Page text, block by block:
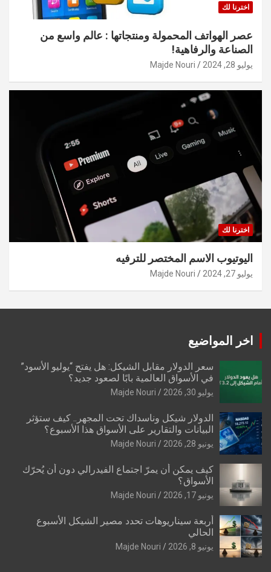
اخترنا لك
عصر الهواتف المحمولة ومنتجاتها : عالم واسع من
الصناعة والرفاهية!
يوليو 28, 2024 Majde Nouri
اخترنا لك
اليوتيوب الاسم المختصر للترفيه
يوليو 27, 2024 Majde Nouri
اخر المواضيع
سعر الدولار مقابل الشيكل: هل يفتح “يوليو الأسود”
في الأسواق العالمية بابًا لصعود جديد؟
يوليو 30, 2026 Majde Nouri
الدولار شيكل وناسداك تحت المجهر.. كيف ستؤثر
البيانات والتقارير على الأسواق هذا الأسبوع؟
يونيو 28, 2026 Majde Nouri
كيف يمكن أن يمرّ اجتماع الفيدرالي دون أن يُحرّك
الأسواق؟
يونيو 17, 2026 Majde Nouri
أربعة سيناريوهات تحدد مصير الشيكل الأسبوع
الحالي
يونيو 8, 2026 Majde Nouri